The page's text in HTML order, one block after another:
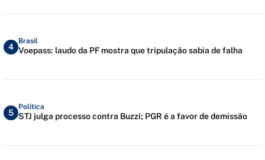
4
Brasil
Voepass: laudo da PF mostra que tripulação sabia de falha
5
Política
STJ julga processo contra Buzzi; PGR é a favor de demissão